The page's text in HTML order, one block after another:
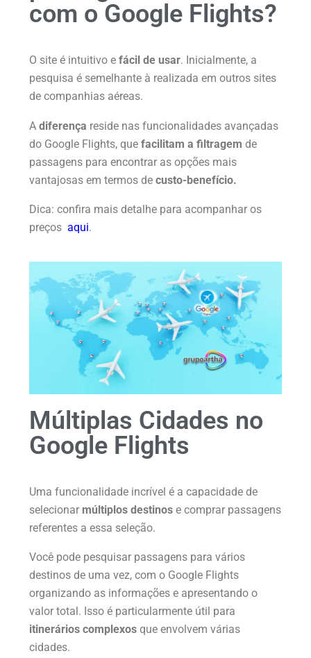
com o Google Flights?
O site é intuitivo e fácil de usar. Inicialmente, a
pesquisa é semelhante à realizada em outros sites
de companhias aéreas.
A diferença reside nas funcionalidades avançadas
do Google Flights, que facilitam a filtragem de
passagens para encontrar as opções mais
vantajosas em termos de custo-benefício.
Dica: confira mais detalhe para acompanhar os
preços aqui.
Múltiplas Cidades no
Google Flights
Uma funcionalidade incrível é a capacidade de
selecionar múltiplos destinos e comprar passagens
referentes a essa seleção.
Você pode pesquisar passagens para vários
destinos de uma vez, com o Google Flights
organizando as informações e apresentando o
valor total. Isso é particularmente útil para
itinerários complexos que envolvem várias
cidades.